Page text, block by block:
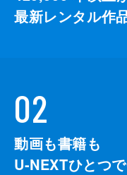
最新レンタル作
02
動画も書籍も
U-NEXTひとつで